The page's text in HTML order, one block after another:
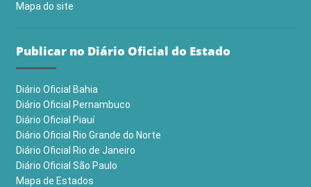
Mapa do site
Publicar no Diário Oficial do Estado
Diário Oficial Bahia
Diário Oficial Pernambuco
Diário Oficial Piauí
Diário Oficial Rio Grande do Norte
Diário Oficial Rio de Janeiro
Diário Oficial São Paulo
Mapa de Estados